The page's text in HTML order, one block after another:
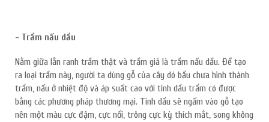
- Trầm nấu dầu
Nằm giữa lằn ranh trầm thật và trầm giả là trầm nấu dầu. Để tạo
ra loại trầm này, người ta dùng gỗ của cây dó bầu chưa hình thành
trầm, nấu ở nhiệt độ và áp suất cao với tinh dầu trầm có được
bằng các phương pháp thương mại. Tinh dầu sẽ ngấm vào gỗ tạo
nên một màu cực đậm, cực nổi, trông cực kỳ thích mắt, song không